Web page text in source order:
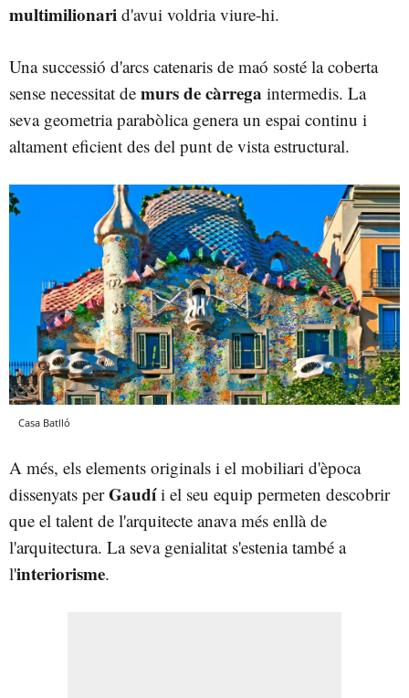
multimilionari d'avui voldria viure-hi.
Una successió d'arcs catenaris de maó sosté la coberta
sense necessitat de murs de càrrega intermedis. La
seva geometria parabòlica genera un espai continu i
altament eficient des del punt de vista estructural.
Casa Batlló
A més, els elements originals i el mobiliari d'època
dissenyats perGaudíi el seu equip permeten descobrir
que el talent de l'arquitecte anava més enllà de
l'arquitectura. La seva genialitat s'estenia també a
l'interiorisme.